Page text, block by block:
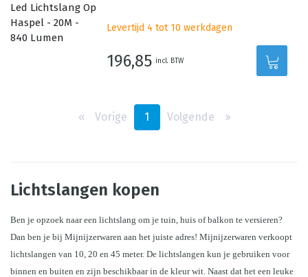
Levertijd 4 tot 10 werkdagen
196,85 incl. BTW
‹‹ Vorige 1 Volgende ››
Lichtslangen kopen
Ben je opzoek naar een lichtslang om je tuin, huis of balkon te versieren?
Dan ben je bij Mijnijzerwaren aan het juiste adres! Mijnijzerwaren verkoopt
lichtslangen van 10, 20 en 45 meter. De lichtslangen kun je gebruiken voor
binnen en buiten en zijn beschikbaar in de kleur wit. Naast dat het een leuke